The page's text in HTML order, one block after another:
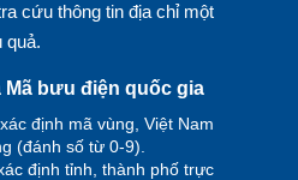
cứu thông tin địa chỉ một
quả.
bưu điện quốc gia
định mã vùng, Việt Nam
(đánh số từ 0-9).
định tỉnh, thành phố trực